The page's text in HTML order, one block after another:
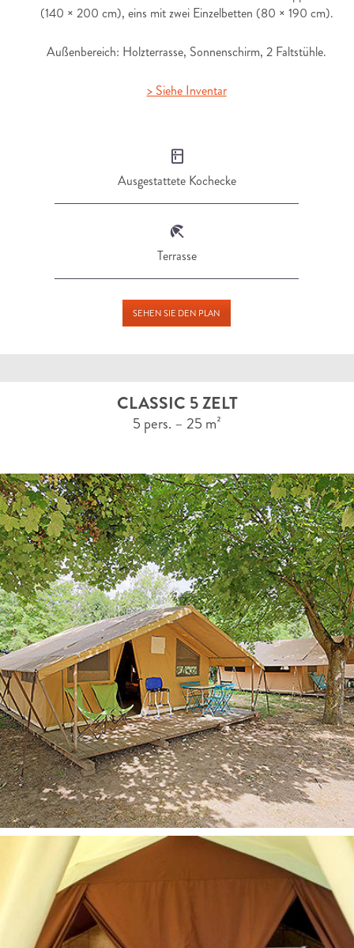
(140 × 200 cm), eins mit zwei Einzelbetten (80 × 190 cm).
Außenbereich: Holzterrasse, Sonnenschirm, 2 Faltstühle.
> Siehe Inventar
Ausgestattete Kochecke
Terrasse
SEHEN SIE DEN PLAN
CLASSIC 5 ZELT
5 pers. – 25 m²